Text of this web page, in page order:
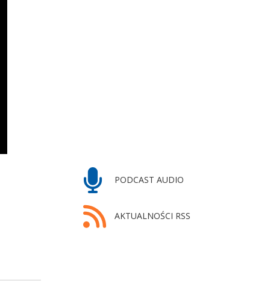
PODCAST AUDIO
AKTUALNOŚCI RSS